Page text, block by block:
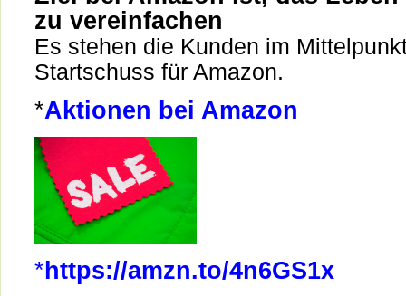
zu vereinfachen
Es stehen die Kunden im
Startschuss für Amazon.
*Aktionen bei Amazon
* https://amzn.to/4n6GS1x